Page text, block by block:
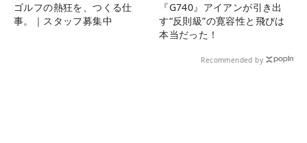
ゴルフの熱狂を、つくる仕
事。｜スタッフ募集中
『G740』アイアンが引き出
す“反則級”の寛容性と飛びは
本当だった！
Recommended by